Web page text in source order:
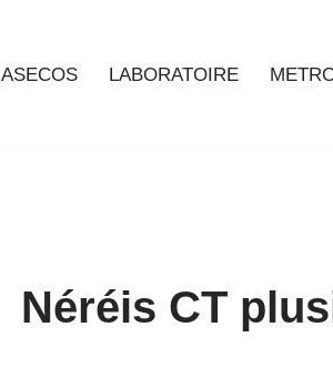
ASECOS LABORATOIRE
Néréis CT